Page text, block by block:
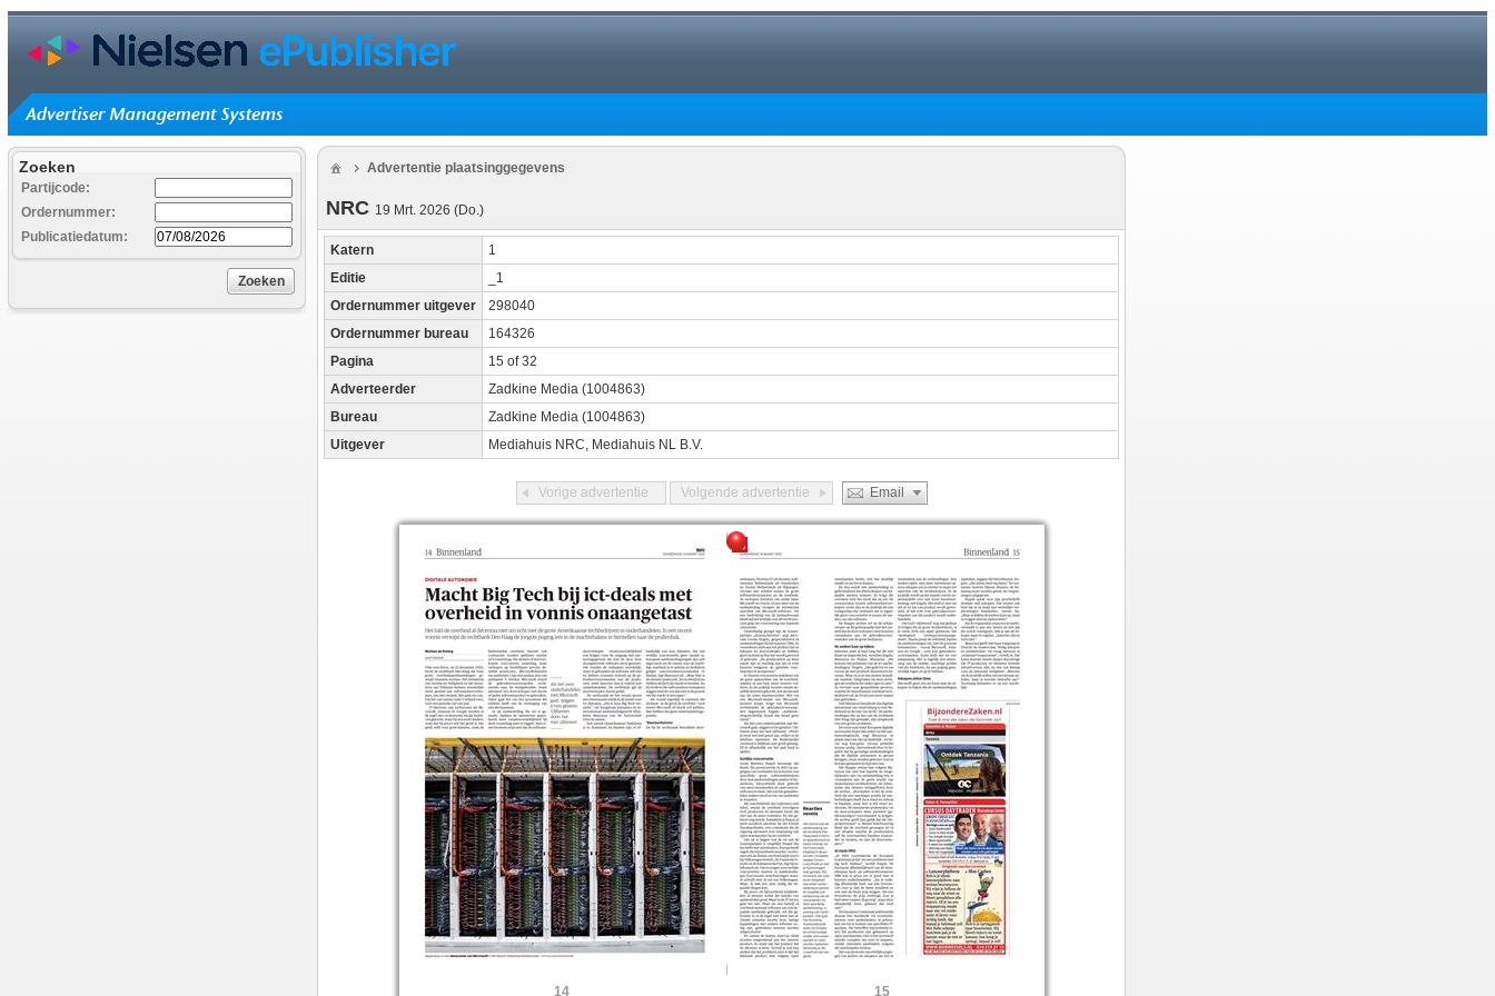
Zoeken
Partijcode:
Ordernummer:
Publicatiedatum:
Zoeken
Advertentie plaatsinggegevens
NRC 19 Mrt. 2026 (Do.)
Katern
1
Editie
_1
Ordernummer uitgever
298040
Ordernummer bureau
164326
Pagina
15 of 32
Adverteerder
Zadkine Media (1004863)
Bureau
Zadkine Media (1004863)
Uitgever
Mediahuis NRC, Mediahuis NL B.V.
Vorige advertentie Volgende advertentie Email
14 15